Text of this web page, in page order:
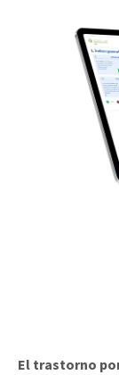
El trastorno